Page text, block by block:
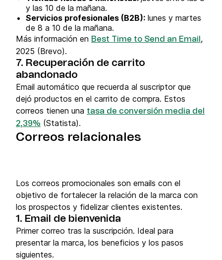
y las 10 de la mañana.
Servicios profesionales (B2B): lunes y martes
de 8 a 10 de la mañana.
Más información en Best Time to Send an Email ,
2025 (Brevo).
7. Recuperación de carrito
abandonado
Email automático que recuerda al suscriptor que
dejó productos en el carrito de compra. Estos
correos tienen una tasa de conversión media del
2,39% (Statista).
Correos relacionales
Los correos promocionales son emails con el
objetivo de fortalecer la relación de la marca con
los prospectos y fidelizar clientes existentes.
1. Email de bienvenida
Primer correo tras la suscripción. Ideal para
presentar la marca, los beneficios y los pasos
siguientes.